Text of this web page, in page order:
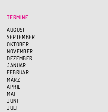
TERMINE
AUGUST
SEPTEMBER
OKTOBER
NOVEMBER
DEZEMBER
JANUAR
FEBRUAR
MÄRZ
APRIL
MAI
JUNI
JULI